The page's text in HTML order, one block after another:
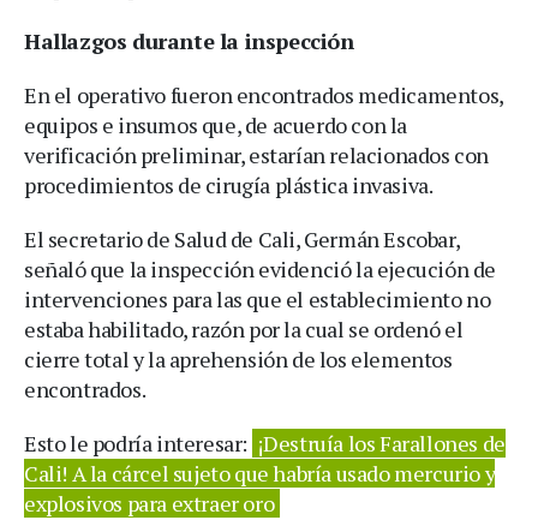
Hallazgos durante la inspección
En el operativo fueron encontrados medicamentos,
equipos e insumos que, de acuerdo con la
verificación preliminar, estarían relacionados con
procedimientos de cirugía plástica invasiva.
El secretario de Salud de Cali, Germán Escobar,
señaló que la inspección evidenció la ejecución de
intervenciones para las que el establecimiento no
estaba habilitado, razón por la cual se ordenó el
cierre total y la aprehensión de los elementos
encontrados.
Esto le podría interesar: ¡Destruía los Farallones de
Cali! A la cárcel sujeto que habría usado mercurio y
explosivos para extraer oro